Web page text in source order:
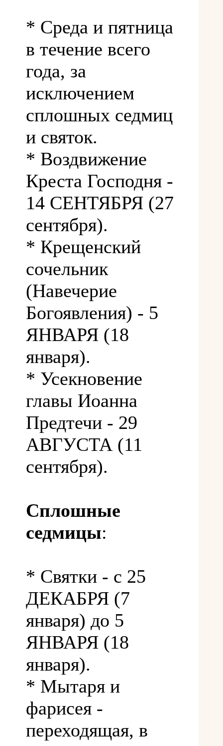
* Среда и пятница
в течение всего
года, за
исключением
сплошных седмиц
и святок.
* Воздвижение
Креста Господня -
14 СЕНТЯБРЯ (27
сентября).
* Крещенский
сочельник
(Навечерие
Богоявления) - 5
ЯНВАРЯ (18
января).
* Усекновение
главы Иоанна
Предтечи - 29
АВГУСТА (11
сентября).
Сплошные
седмицы:
* Святки - с 25
ДЕКАБРЯ (7
января) до 5
ЯНВАРЯ (18
января).
* Мытаря и
фарисея -
переходящая, в